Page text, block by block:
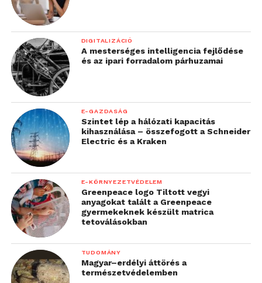
DIGITALIZÁCIÓ
A mesterséges intelligencia fejlődése
és az ipari forradalom párhuzamai
E-GAZDASÁG
Szintet lép a hálózati kapacitás
kihasználása – összefogott a Schneider
Electric és a Kraken
E-KÖRNYEZETVÉDELEM
Greenpeace logo Tiltott vegyi
anyagokat talált a Greenpeace
gyermekeknek készült matrica
tetoválásokban
TUDOMÁNY
Magyar–erdélyi áttörés a
természetvédelemben